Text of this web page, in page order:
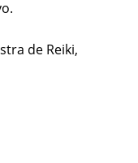
de Reiki,